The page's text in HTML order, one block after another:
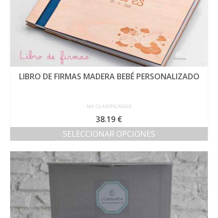
LIBRO DE FIRMAS MADERA BEBÉ PERSONALIZADO
NO CLASIFICADOS
38.19 €
SELECCIONAR OPCIONES
tiene
variantes.
Las
opciones
se